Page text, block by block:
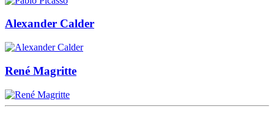
Alexander Calder
René Magritte